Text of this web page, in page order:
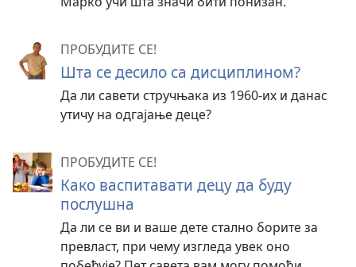
ПРОБУДИТЕ СЕ!
Шта се десило са дисциплином?
Да ли савети стручњака из 1960-их и данас
утичу на одгајање деце?
ПРОБУДИТЕ СЕ!
Како васпитавати децу да буду
послушна
Да ли се ви и ваше дете стално борите за
превласт, при чему изгледа увек оно